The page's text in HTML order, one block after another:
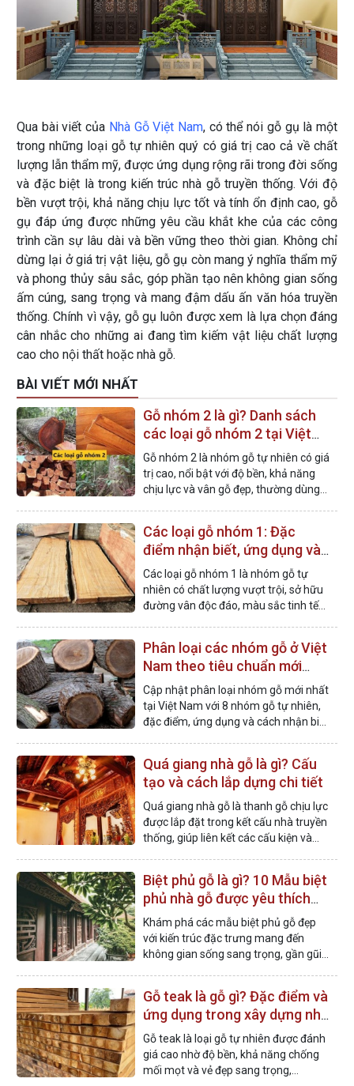
Qua bài viết của Nhà Gỗ Việt Nam, có thể nói gỗ gụ là một
trong những loại gỗ tự nhiên quý có giá trị cao cả về chất
lượng lẫn thẩm mỹ, được ứng dụng rộng rãi trong đời sống
và đặc biệt là trong kiến trúc nhà gỗ truyền thống. Với độ
bền vượt trội, khả năng chịu lực tốt và tính ổn định cao, gỗ
gụ đáp ứng được những yêu cầu khắt khe của các công
trình cần sự lâu dài và bền vững theo thời gian. Không chỉ
dừng lại ở giá trị vật liệu, gỗ gụ còn mang ý nghĩa thẩm mỹ
và phong thủy sâu sắc, góp phần tạo nên không gian sống
ấm cúng, sang trọng và mang đậm dấu ấn văn hóa truyền
thống. Chính vì vậy, gỗ gụ luôn được xem là lựa chọn đáng
cân nhắc cho những ai đang tìm kiếm vật liệu chất lượng
cao cho nội thất hoặc nhà gỗ.
BÀI VIẾT MỚI NHẤT
Gỗ nhóm 2 là gì? Danh sách
các loại gỗ nhóm 2 tại Việt
Nam
Gỗ nhóm 2 là nhóm gỗ tự nhiên có giá
trị cao, nổi bật với độ bền, khả năng
chịu lực và vân gỗ đẹp, thường dùng
Các loại gỗ nhóm 1: Đặc
điểm nhận biết, ứng dụng và
bảng giá
Các loại gỗ nhóm 1 là nhóm gỗ tự
nhiên có chất lượng vượt trội, sở hữu
đường vân độc đáo, màu sắc tinh tế
Phân loại các nhóm gỗ ở Việt
Nam theo tiêu chuẩn mới
nhất
Cập nhật phân loại nhóm gỗ mới nhất
tại Việt Nam với 8 nhóm gỗ tự nhiên,
đặc điểm, ứng dụng và cách nhận biết
Quá giang nhà gỗ là gì? Cấu
tạo và cách lắp dựng chi tiết
Quá giang nhà gỗ là thanh gỗ chịu lực
được lắp đặt trong kết cấu nhà truyền
thống, giúp liên kết các cấu kiện và
Biệt phủ gỗ là gì? 10 Mẫu biệt
phủ nhà gỗ được yêu thích
nhất
Khám phá các mẫu biệt phủ gỗ đẹp
với kiến trúc đặc trưng mang đến
không gian sống sang trọng, gần gũi
Gỗ teak là gỗ gì? Đặc điểm và
ứng dụng trong xây dựng nhà
gỗ
Gỗ teak là loại gỗ tự nhiên được đánh
giá cao nhờ độ bền, khả năng chống
mối mọt và vẻ đẹp sang trọng,